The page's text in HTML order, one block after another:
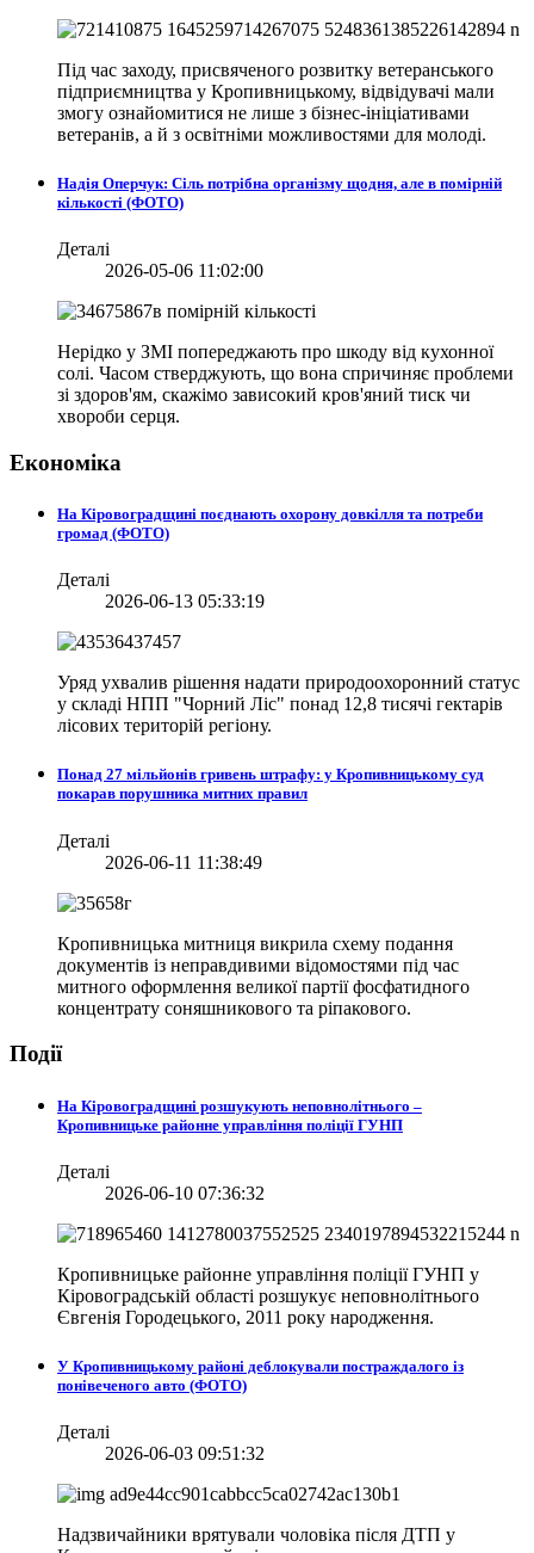
Під час заходу, присвяченого розвитку ветеранського
підприємництва у Кропивницькому, відвідувачі мали
змогу ознайомитися не лише з бізнес-ініціативами
ветеранів, а й з освітніми можливостями для молоді.
Надія Оперчук: Сіль потрібна організму щодня, але в помірній
кількості (ФОТО)
Деталі
2026-05-06 11:02:00
Нерідко у ЗМІ попереджають про шкоду від кухонної
солі. Часом стверджують, що вона спричиняє проблеми
зі здоров'ям, скажімо зависокий кров'яний тиск чи
хвороби серця.
Економіка
На Кіровоградщині поєднають охорону довкілля та потреби
громад (ФОТО)
Деталі
2026-06-13 05:33:19
Уряд ухвалив рішення надати природоохоронний статус
у складі НПП "Чорний Ліс" понад 12,8 тисячі гектарів
лісових територій регіону.
Понад 27 мільйонів гривень штрафу: у Кропивницькому суд
покарав порушника митних правил
Деталі
2026-06-11 11:38:49
Кропивницька митниця викрила схему подання
документів із неправдивими відомостями під час
митного оформлення великої партії фосфатидного
концентрату соняшникового та ріпакового.
Події
На Кіровоградщині розшукують неповнолітнього –
Кропивницьке районне управління поліції ГУНП
Деталі
2026-06-10 07:36:32
Кропивницьке районне управління поліції ГУНП у
Кіровоградській області розшукує неповнолітнього
Євгенія Городецького, 2011 року народження.
У Кропивницькому районі деблокували постраждалого із
понівеченого авто (ФОТО)
Деталі
2026-06-03 09:51:32
Надзвичайники врятували чоловіка після ДТП у